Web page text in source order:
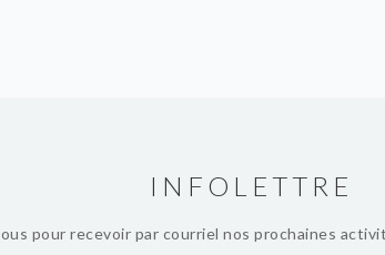
INFOLETTRE
pour recevoir par courriel nos prochaines